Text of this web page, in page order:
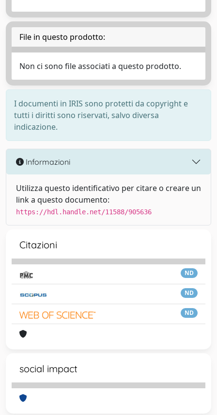
File in questo prodotto:
Non ci sono file associati a questo prodotto.
I documenti in IRIS sono protetti da copyright e
tutti i diritti sono riservati, salvo diversa
indicazione.
Informazioni
Utilizza questo identificativo per citare o creare un
link a questo documento:
https://hdl.handle.net/11588/905636
Citazioni
ND
ND
ND
social impact